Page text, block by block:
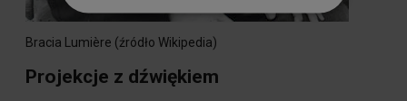
Bracia Lumière (źródło Wikipedia)
Projekcje z dźwiękiem